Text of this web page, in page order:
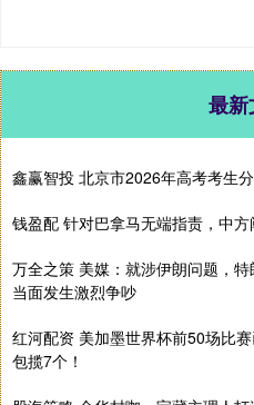
最
鑫赢智投 北京市2026年高考考生
钱盈配 针对巴拿马无端指责，中方
万全之策 美媒：就涉伊朗问题，
当面发生激烈争吵
红河配资 美加墨世界杯前50场比
包揽7个！